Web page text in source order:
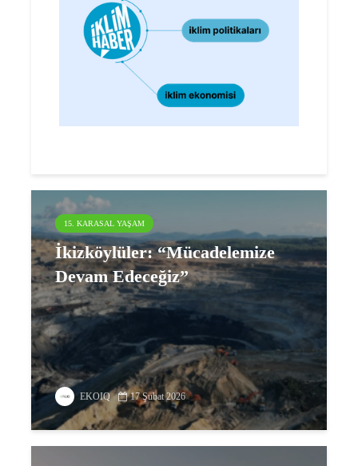
15. KARASAL YAŞAM
İkizköylüler: “Mücadelemize
Devam Edeceğiz”
EKOIQ 17 Şubat 2026